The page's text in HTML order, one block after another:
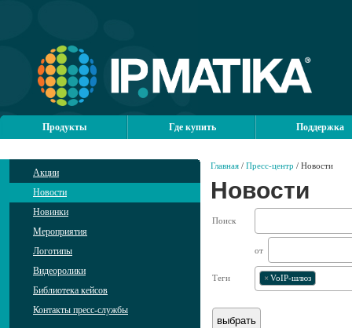
Продукты Где купить Поддержка
Акции
Новости
Новинки
Мероприятия
Логотипы
Видеоролики
Библиотека кейсов
Контакты пресс-службы
Главная / Пресс-центр / Новости
Новости
Поиск
от
Теги × VoIP-шлюз